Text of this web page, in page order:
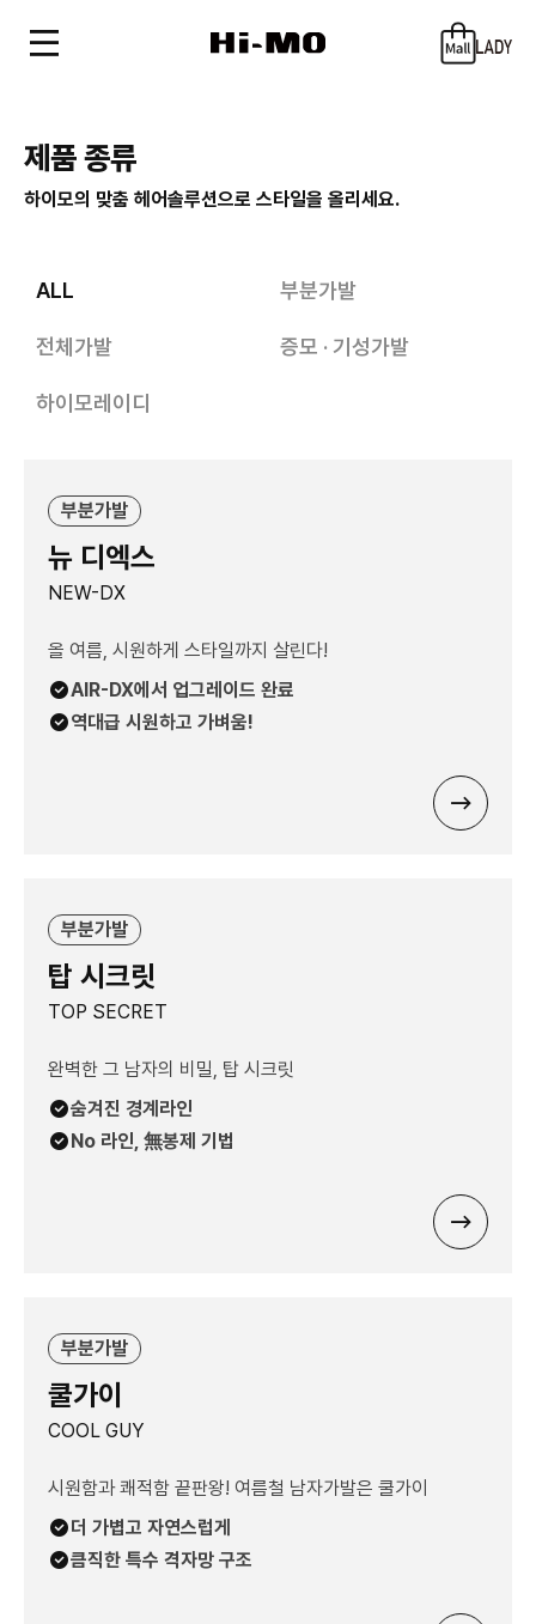
제품 종류
하이모의 맞춤 헤어솔루션으로 스타일을 올리세요.
ALL 부분가발
전체가발 증모 · 기성가발
하이모레이디
부분가발
뉴 디엑스
NEW-DX
올 여름, 시원하게 스타일까지 살린다!
AIR-DX에서 업그레이드 완료
역대급 시원하고 가벼움!
부분가발
탑 시크릿
TOP SECRET
완벽한 그 남자의 비밀, 탑 시크릿
숨겨진 경계라인
No 라인, 無봉제 기법
부분가발
쿨가이
COOL GUY
시원함과 쾌적함 끝판왕! 여름철 남자가발은 쿨가이
더 가볍고 자연스럽게
큼직한 특수 격자망 구조